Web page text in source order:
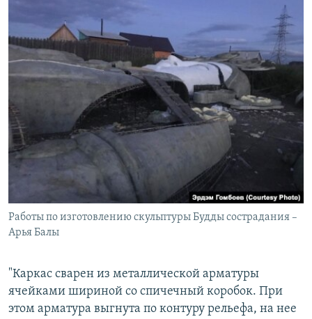
Работы по изготовлению скульптуры Будды сострадания –
Арья Балы
"Каркас сварен из металлической арматуры
ячейками шириной со спичечный коробок. При
этом арматура выгнута по контуру рельефа, на нее